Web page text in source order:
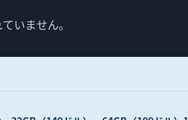
いません。